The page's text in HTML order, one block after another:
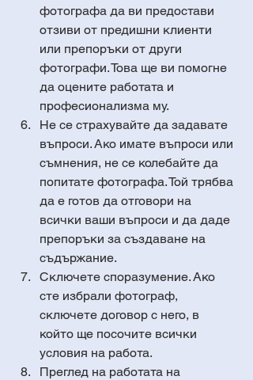
фотографа да ви предостави
отзиви от предишни клиенти
или препоръки от други
фотографи. Това ще ви помогне
да оцените работата и
професионализма му.
Не се страхувайте да задавате
въпроси. Ако имате въпроси или
съмнения, не се колебайте да
попитате фотографа. Той трябва
да е готов да отговори на
всички ваши въпроси и да даде
препоръки за създаване на
съдържание.
Сключете споразумение. Ако
сте избрали фотограф,
сключете договор с него, в
който ще посочите всички
условия на работа.
Преглед на работата на